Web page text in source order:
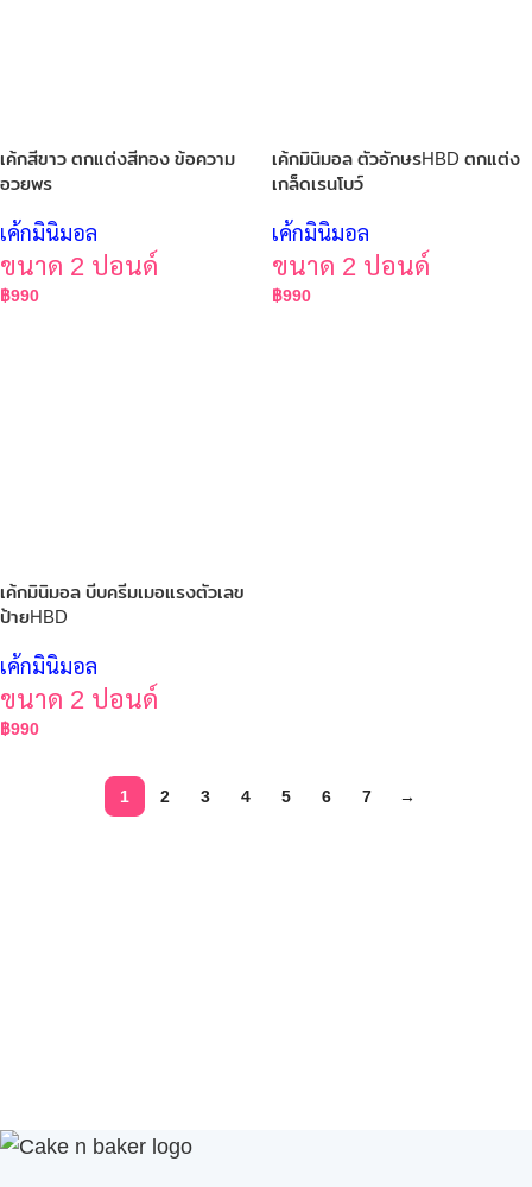
เค้กสีขาว ตกแต่งสีทอง ข้อความ
อวยพร
เค้กมินิมอล
ขนาด 2 ปอนด์
฿990
เค้กมินิมอล ตัวอักษรHBD ตกแต่ง
เกล็ดเรนโบว์
เค้กมินิมอล
ขนาด 2 ปอนด์
฿990
เค้กมินิมอล บีบครีมเมอแรงตัวเลข
ป้ายHBD
เค้กมินิมอล
ขนาด 2 ปอนด์
฿990
1 2 3 4 5 6 7 →